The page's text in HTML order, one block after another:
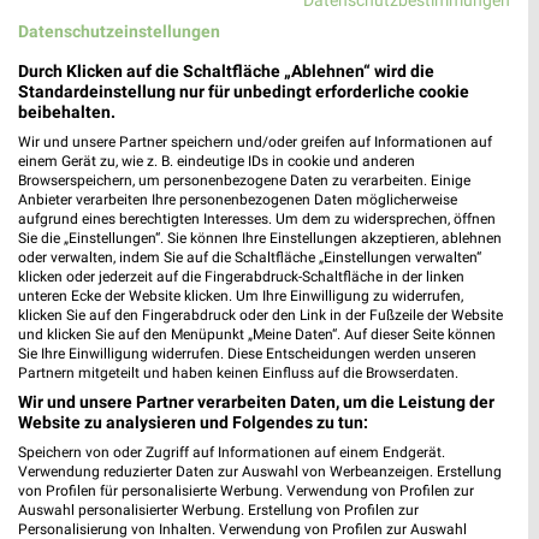
3,2 km
Milchzahn-Woche
Gültig bis Do. 01.10.
Alpaka cleaning collection
Gültig bis Di. 01.09.
Tchibo Tchibo
Datenschutzeinstellungen
Durch Klicken auf die Schaltfläche „Ablehnen“ wird die
Standardeinstellung nur für unbedingt erforderliche cookie
beibehalten.
Wir und unsere Partner speichern und/oder greifen auf Informationen auf
einem Gerät zu, wie z. B. eindeutige IDs in cookie und anderen
Browserspeichern, um personenbezogene Daten zu verarbeiten. Einige
Anbieter verarbeiten Ihre personenbezogenen Daten möglicherweise
aufgrund eines berechtigten Interesses. Um dem zu widersprechen, öffnen
Sie die „Einstellungen“. Sie können Ihre Einstellungen akzeptieren, ablehnen
oder verwalten, indem Sie auf die Schaltfläche „Einstellungen verwalten“
klicken oder jederzeit auf die Fingerabdruck-Schaltfläche in der linken
unteren Ecke der Website klicken. Um Ihre Einwilligung zu widerrufen,
klicken Sie auf den Fingerabdruck oder den Link in der Fußzeile der Website
und klicken Sie auf den Menüpunkt „Meine Daten“. Auf dieser Seite können
Sie Ihre Einwilligung widerrufen. Diese Entscheidungen werden unseren
Partnern mitgeteilt und haben keinen Einfluss auf die Browserdaten.
Wir und unsere Partner verarbeiten Daten, um die Leistung der
Website zu analysieren und Folgendes zu tun:
Speichern von oder Zugriff auf Informationen auf einem Endgerät.
Verwendung reduzierter Daten zur Auswahl von Werbeanzeigen. Erstellung
von Profilen für personalisierte Werbung. Verwendung von Profilen zur
Auswahl personalisierter Werbung. Erstellung von Profilen zur
Personalisierung von Inhalten. Verwendung von Profilen zur Auswahl